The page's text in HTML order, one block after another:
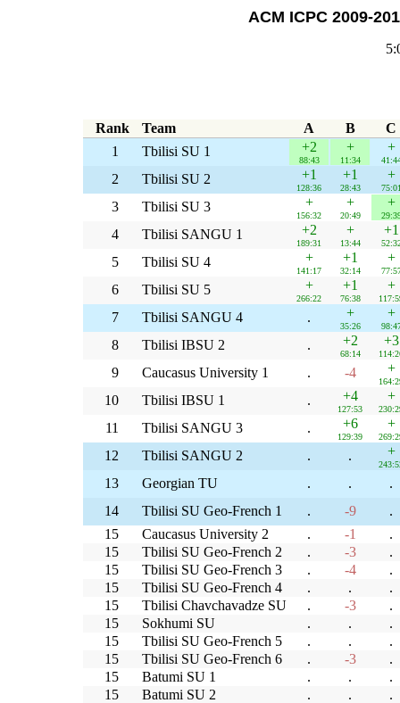
ACM ICPC 2009-
Rank Team A B
C
1
Tbilisi SU 1 +2
88:43
+
11:34
+
2 Tbilisi SU 2 +1
128:36
+1
28:43
+
3 Tbilisi SU 3 +
156:32
+
20:49
+
4 Tbilisi SANGU 1 +2
189:31
+
13:44
+1
5 Tbilisi SU 4 +
141:17
+1
32:14
+
6 Tbilisi SU 5 +
266:22
+1
76:38
+
7 Tbilisi SANGU 4 . +
35:26
+
8 Tbilisi IBSU 2 . +2
68:14
+3
9 Caucasus University 1 . -4 +
10 Tbilisi IBSU 1 . +4
127:53
+
11 Tbilisi SANGU 3 . +6
129:39
+
12 Tbilisi SANGU 2 . . +
13 Georgian TU . .
.
14
Tbilisi SU Geo-French 1 . -9
.
15
Caucasus University 2 . -1
.
15
Tbilisi SU Geo-French 2 . -3
.
15
Tbilisi SU Geo-French 3 . -4
.
15
Tbilisi SU Geo-French 4 . .
.
15
Tbilisi Chavchavadze SU . -3
.
15
Sokhumi SU . .
.
15
Tbilisi SU Geo-French 5 . .
.
15
Tbilisi SU Geo-French 6 . -3
.
15
Batumi SU 1 . .
.
15
Batumi SU 2 . .
.